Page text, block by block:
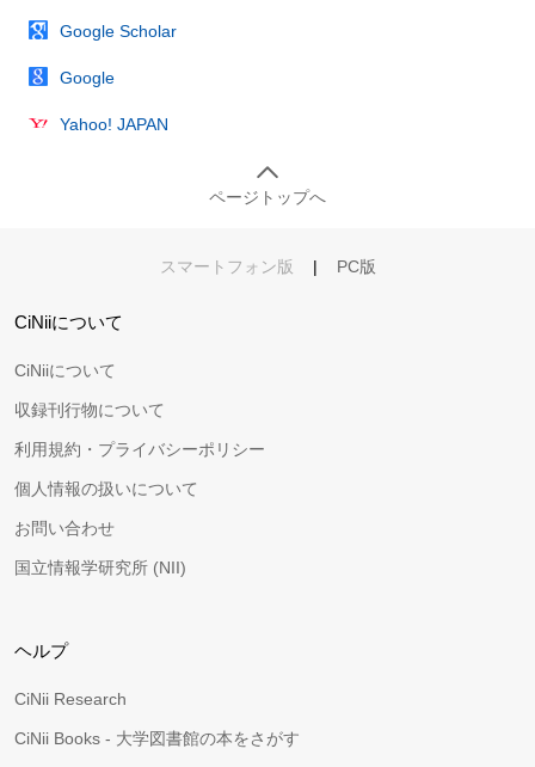
Google Scholar
Google
Yahoo! JAPAN
ページトップへ
スマートフォン版 | PC版
CiNiiについて
CiNiiについて
収録刊行物について
利用規約・プライバシーポリシー
個人情報の扱いについて
お問い合わせ
国立情報学研究所 (NII)
ヘルプ
CiNii Research
CiNii Books - 大学図書館の本をさがす